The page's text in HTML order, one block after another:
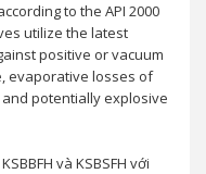
to the API 2000
utilize the latest
positive or vacuum
evaporative losses of
potentially explosive
và KSBSFH với